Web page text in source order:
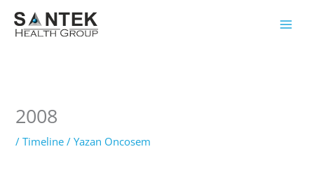
İçeriğe
atla
2008
/Timeline / Yazan Oncosem